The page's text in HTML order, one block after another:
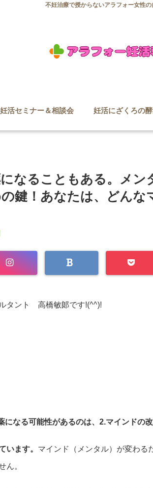
不妊治療で授からないアラフォー女性
妊活セミナー＆相談会 妊活にざくろの
なることもある。メン
鍵！あなたは、どんな
タント 高橋敏郞です!(^^)!
になる可能性があるのは、2.マインドの改
います。 マインド（メンタル）が変わる
ん。